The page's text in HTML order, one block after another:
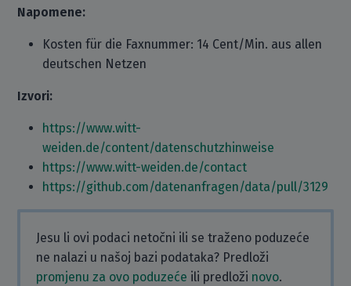
Napomene:
Kosten für die Faxnummer: 14 Cent/Min. aus allen
deutschen Netzen
Izvori:
https://www.witt-
weiden.de/content/datenschutzhinweise
https://www.witt-weiden.de/contact
https://github.com/datenanfragen/data/pull/3129
Jesu li ovi podaci netočni ili se traženo poduzeće
ne nalazi u našoj bazi podataka? Predloži
promjenu za ovo poduzeće ili predloži novo.